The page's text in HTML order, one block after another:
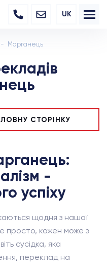
UK
Марганець
СТОРІНКУ
-
успіху
щодня з нашої
просто, кожен може з
сусідка, яка
переклад на